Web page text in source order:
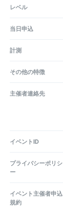
レベル
当日申込
計測
その他の特徴
主催者連絡先
イベントID
プライバシーポリシ
ー
イベント主催者申込
規約